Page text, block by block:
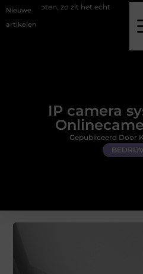
Nieuwe
artikelen
zit het echt Een energiezuinige
IP camera
Gepubliceerd Door